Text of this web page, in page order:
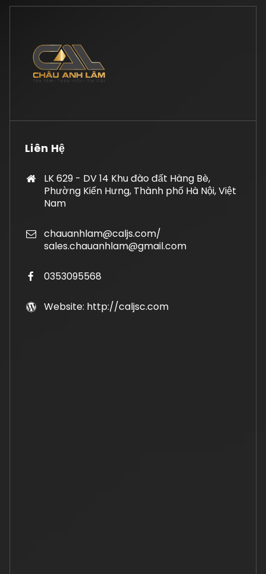
Liên Hệ
LK 629 - DV 14 Khu đào đất Hàng Bè,
Phường Kiến Hưng, Thành phố Hà Nội, Việt
Nam
chauanhlam@caljs.com/
sales.chauanhlam@gmail.com
0353095568
Website: http://caljsc.com